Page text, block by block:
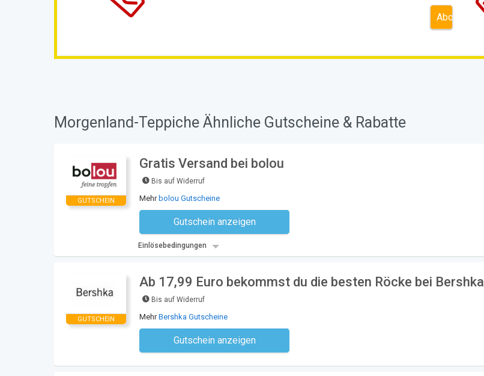
Morgenland-Teppiche Ähnliche Gutscheine & Rabatte
GUTSCHEIN
Gratis Versand bei bolou
Bis auf Widerruf
Mehr bolou Gutscheine
Gutschein anzeigen
Kein Code notwendig
Einlösebedingungen
GUTSCHEIN
Ab 17,99 Euro bekommst du die besten Röcke bei Bershka
Bis auf Widerruf
MehrBershka Gutscheine
Gutschein anzeigen
Kein Code notwendig